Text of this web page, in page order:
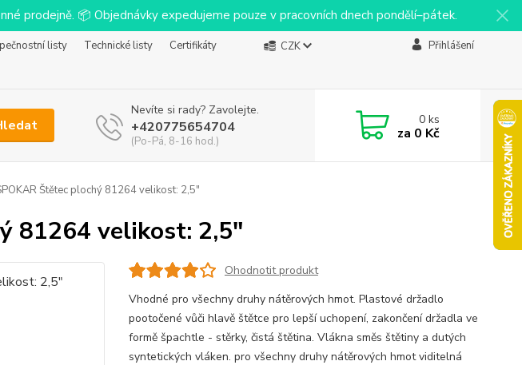
prodejně. 📦 Objednávky expedujeme pouze v pracovních dnech pondělí–pátek.
listy Technické listy
Certifikáty
CZK Přihlášení
Nevíte si rady? Zavolejte.
+420775654704
(Po-Pá, 8-16 hod.)
0ks
za 0 Kč
Štětec plochý 81264 velikost: 2,5"
81264 velikost: 2,5"
Ohodnotit produkt
Vhodné pro všechny druhy nátěrových hmot. Plastové držadlo
pootočené vůči hlavě štětce pro lepší uchopení, zakončení držadla ve
formě špachtle - stěrky, čistá štětina. Vlákna směs štětiny a dutých
syntetických vláken. pro všechny druhy nátěrových hmot viditelná